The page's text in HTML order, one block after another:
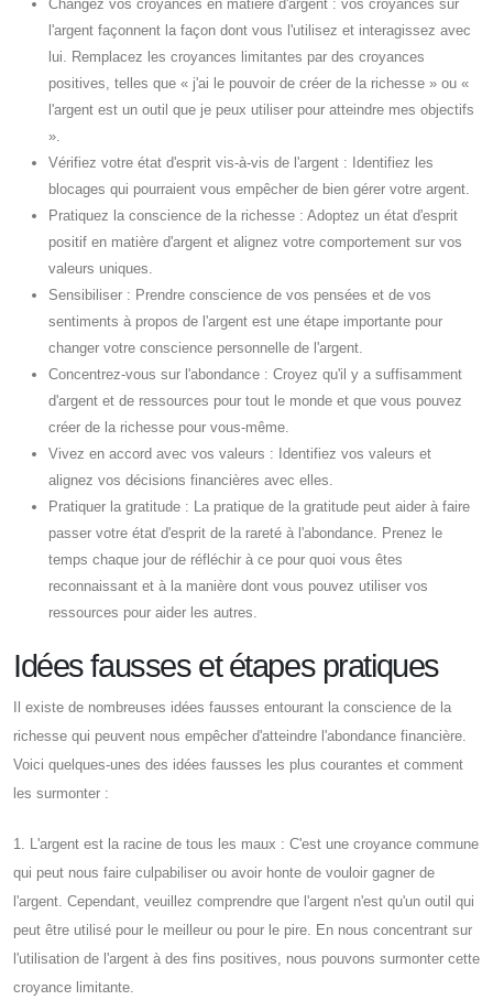
Changez vos croyances en matière d'argent : vos croyances sur
l'argent façonnent la façon dont vous l'utilisez et interagissez avec
lui. Remplacez les croyances limitantes par des croyances
positives, telles que « j'ai le pouvoir de créer de la richesse » ou «
l'argent est un outil que je peux utiliser pour atteindre mes objectifs
».
Vérifiez votre état d'esprit vis-à-vis de l'argent : Identifiez les
blocages qui pourraient vous empêcher de bien gérer votre argent.
Pratiquez la conscience de la richesse : Adoptez un état d'esprit
positif en matière d'argent et alignez votre comportement sur vos
valeurs uniques.
Sensibiliser : Prendre conscience de vos pensées et de vos
sentiments à propos de l'argent est une étape importante pour
changer votre conscience personnelle de l'argent.
Concentrez-vous sur l'abondance : Croyez qu'il y a suffisamment
d'argent et de ressources pour tout le monde et que vous pouvez
créer de la richesse pour vous-même.
Vivez en accord avec vos valeurs : Identifiez vos valeurs et
alignez vos décisions financières avec elles.
Pratiquer la gratitude : La pratique de la gratitude peut aider à faire
passer votre état d'esprit de la rareté à l'abondance. Prenez le
temps chaque jour de réfléchir à ce pour quoi vous êtes
reconnaissant et à la manière dont vous pouvez utiliser vos
ressources pour aider les autres.
Idées fausses et étapes pratiques
Il existe de nombreuses idées fausses entourant la conscience de la
richesse qui peuvent nous empêcher d'atteindre l'abondance financière.
Voici quelques-unes des idées fausses les plus courantes et comment
les surmonter :
1. L'argent est la racine de tous les maux : C'est une croyance commune
qui peut nous faire culpabiliser ou avoir honte de vouloir gagner de
l'argent. Cependant, veuillez comprendre que l'argent n'est qu'un outil qui
peut être utilisé pour le meilleur ou pour le pire. En nous concentrant sur
l'utilisation de l'argent à des fins positives, nous pouvons surmonter cette
croyance limitante.